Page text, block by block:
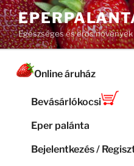
Tartalomhoz
Egészséges és erős
Online áruház
Bevásárlókocsi
Eper palánta
Bejelentkezés /